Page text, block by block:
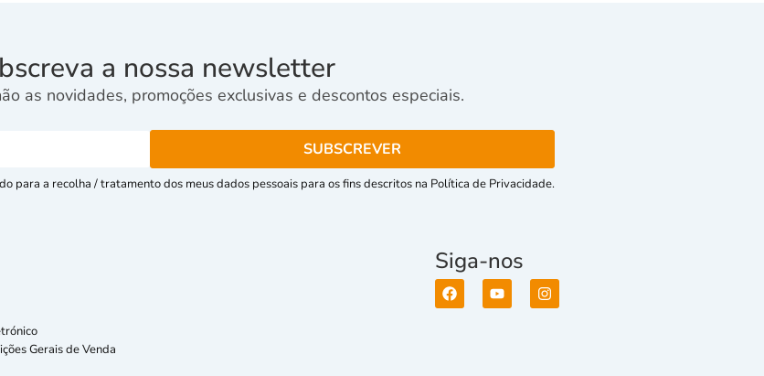
a nossa newsletter
as novidades, promoções exclusivas e descontos especiais.
para a recolha / tratamento dos meus dados pessoais para os fins descritos na Política de Privacidade.
Gerais de Venda
Siga-nos